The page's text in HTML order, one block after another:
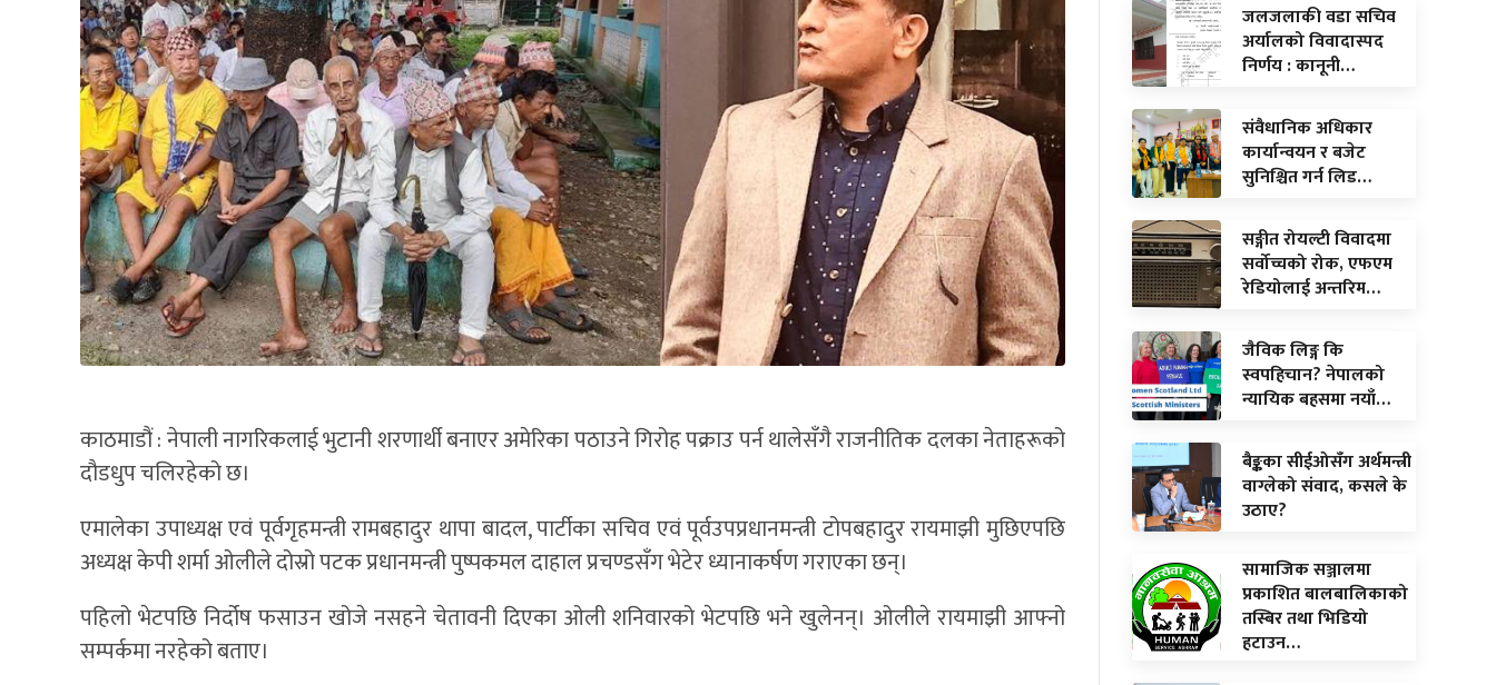
काठमाडौं : नेपाली नागरिकलाई भुटानी शरणार्थी बनाएर अमेरिका पठाउने गिरोह पक्राउ पर्न थालेसँगै राजनीतिक दलका नेताहरूको
दौडधुप चलिरहेको छ।
एमालेका उपाध्यक्ष एवं पूर्वगृहमन्त्री रामबहादुर थापा बादल, पार्टीका सचिव एवं पूर्वउपप्रधानमन्त्री टोपबहादुर रायमाझी मुछिएपछि
अध्यक्ष केपी शर्मा ओलीले दोस्रो पटक प्रधानमन्त्री पुष्पकमल दाहाल प्रचण्डसँग भेटेर ध्यानाकर्षण गराएका छन्।
पहिलो भेटपछि निर्दोष फसाउन खोजे नसहने चेतावनी दिएका ओली शनिवारको भेटपछि भने खुलेनन्। ओलीले रायमाझी आफ्नो
सम्पर्कमा नरहेको बताए।
जलजलाकी वडा सचिव
अर्यालको विवादास्पद
निर्णय : कानूनी…
संवैधानिक अधिकार
कार्यान्वयन र बजेट
सुनिश्चित गर्न लिड…
सङ्गीत रोयल्टी विवादमा
सर्वोच्चको रोक, एफएम
रेडियोलाई अन्तरिम…
जैविक लिङ्ग कि
स्वपहिचान? नेपालको
न्यायिक बहसमा नयाँ…
बैङ्कका सीईओसँग अर्थमन्त्री
वाग्लेको संवाद, कसले के
उठाए?
सामाजिक सञ्जालमा
प्रकाशित बालबालिकाको
तस्बिर तथा भिडियो
हटाउन…